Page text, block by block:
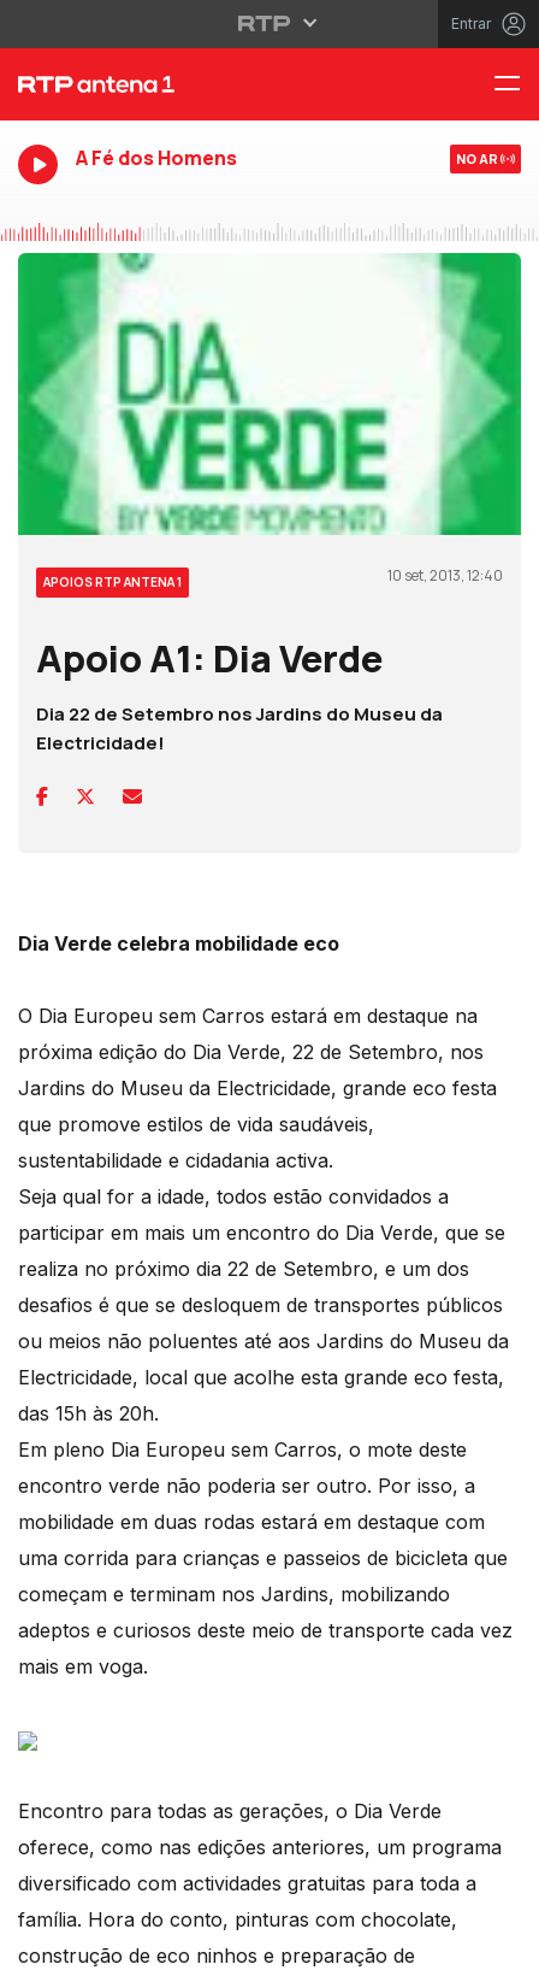
Entrar
A Fé dos Homens NO AR
APOIOS RTP ANTENA 1 10 set, 2013, 12:40
Apoio A1: Dia Verde
Dia 22 de Setembro nos Jardins do Museu da
Electricidade!
Dia Verde celebra mobilidade eco
O Dia Europeu sem Carros estará em destaque na
próxima edição do Dia Verde, 22 de Setembro, nos
Jardins do Museu da Electricidade, grande eco festa
que promove estilos de vida saudáveis,
sustentabilidade e cidadania activa.
Seja qual for a idade, todos estão convidados a
participar em mais um encontro do Dia Verde, que se
realiza no próximo dia 22 de Setembro, e um dos
desafios é que se desloquem de transportes públicos
ou meios não poluentes até aos Jardins do Museu da
Electricidade, local que acolhe esta grande eco festa,
das 15h às 20h.
Em pleno Dia Europeu sem Carros, o mote deste
encontro verde não poderia ser outro. Por isso, a
mobilidade em duas rodas estará em destaque com
uma corrida para crianças e passeios de bicicleta que
começam e terminam nos Jardins, mobilizando
adeptos e curiosos deste meio de transporte cada vez
mais em voga.
Encontro para todas as gerações, o Dia Verde
oferece, como nas edições anteriores, um programa
diversificado com actividades gratuitas para toda a
família. Hora do conto, pinturas com chocolate,
construção de eco ninhos e preparação de